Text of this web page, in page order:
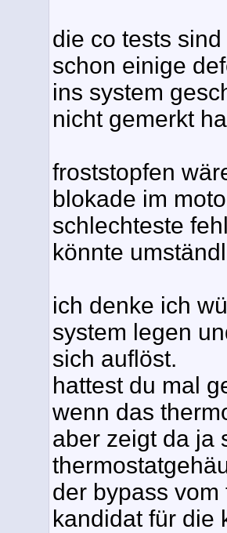
die co tests
schon einige
ins system
nicht gemerkt
froststopfen
blokade im
schlechteste
könnte
ich denke ich
system legen
sich auflöst.
hattest du mal
wenn das
aber zeigt da ja
der bypass
kandidat für die